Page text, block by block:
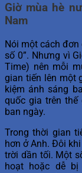
Giờ mùa hè
Nam
Nói một cách đơn
số 0”. Nhưng vì
Time) nên mỗi
gian tiến lên một
kiệm ánh sáng
quốc gia trên
ban ngày.
Trong thời gian
hơn ở Anh. Đôi
trời dần tối. Một
hoạt hoặc dễ